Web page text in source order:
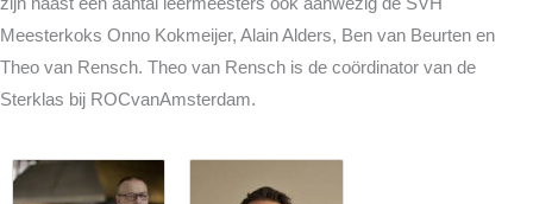
Meesterkoks Onno Kokmeijer, Alain Alders, Ben van Beurten en
Theo van Rensch. Theo van Rensch is de coördinator van de
Sterklas bij ROCvanAmsterdam.